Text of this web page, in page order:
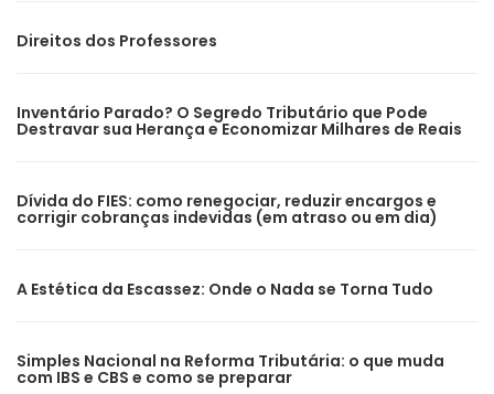
Direitos dos Professores
Inventário Parado? O Segredo Tributário que Pode
Destravar sua Herança e Economizar Milhares de Reais
Dívida do FIES: como renegociar, reduzir encargos e
corrigir cobranças indevidas (em atraso ou em dia)
A Estética da Escassez: Onde o Nada se Torna Tudo
Simples Nacional na Reforma Tributária: o que muda
com IBS e CBS e como se preparar